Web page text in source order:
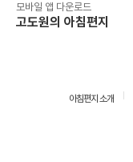
모바일 앱 다운로드
고도원의 아침편지
아침편지 소개